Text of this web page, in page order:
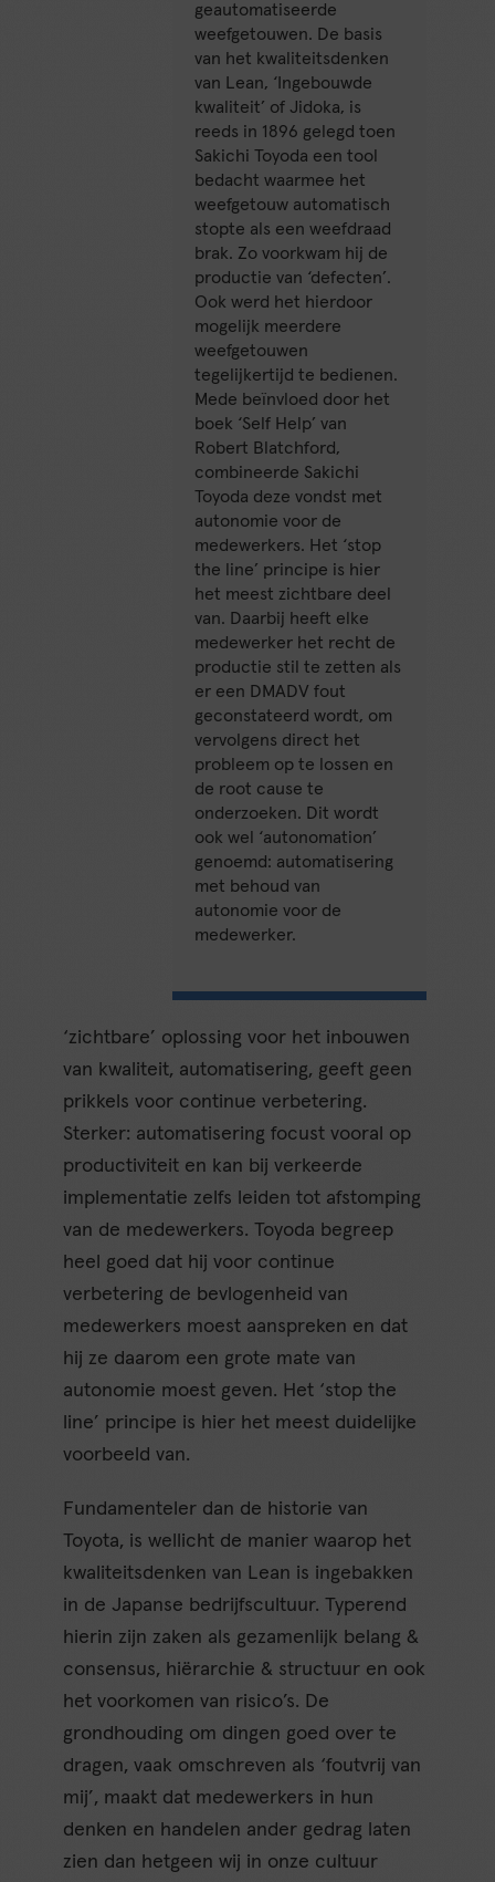
geautomatiseerde
weefgetouwen. De basis
van het kwaliteitsdenken
van Lean, ‘Ingebouwde
kwaliteit’ of Jidoka, is
reeds in 1896 gelegd toen
Sakichi Toyoda een tool
bedacht waarmee het
weefgetouw automatisch
stopte als een weefdraad
brak. Zo voorkwam hij de
productie van ‘defecten’.
Ook werd het hierdoor
mogelijk meerdere
weefgetouwen
tegelijkertijd te bedienen.
Mede beïnvloed door het
boek ‘Self Help’ van
Robert Blatchford,
combineerde Sakichi
Toyoda deze vondst met
autonomie voor de
medewerkers. Het ‘stop
the line’ principe is hier
het meest zichtbare deel
van. Daarbij heeft elke
medewerker het recht de
productie stil te zetten als
er een DMADV fout
geconstateerd wordt, om
vervolgens direct het
probleem op te lossen en
de root cause te
onderzoeken. Dit wordt
ook wel ‘autonomation’
genoemd: automatisering
met behoud van
autonomie voor de
medewerker.
‘zichtbare’ oplossing voor het inbouwen
van kwaliteit, automatisering, geeft geen
prikkels voor continue verbetering.
Sterker: automatisering focust vooral op
productiviteit en kan bij verkeerde
implementatie zelfs leiden tot afstomping
van de medewerkers. Toyoda begreep
heel goed dat hij voor continue
verbetering de bevlogenheid van
medewerkers moest aanspreken en dat
hij ze daarom een grote mate van
autonomie moest geven. Het ‘stop the
line’ principe is hier het meest duidelijke
voorbeeld van.
Fundamenteler dan de historie van
Toyota, is wellicht de manier waarop het
kwaliteitsdenken van Lean is ingebakken
in de Japanse bedrijfscultuur. Typerend
hierin zijn zaken als gezamenlijk belang &
consensus, hiërarchie & structuur en ook
het voorkomen van risico’s. De
grondhouding om dingen goed over te
dragen, vaak omschreven als ‘foutvrij van
mij’, maakt dat medewerkers in hun
denken en handelen ander gedrag laten
zien dan hetgeen wij in onze cultuur